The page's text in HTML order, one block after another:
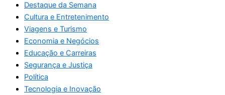
Destaque da Semana
Cultura e Entretenimento
Viagens e Turismo
Economia e Negócios
Educação e Carreiras
Segurança e Justiça
Política
Tecnologia e Inovação